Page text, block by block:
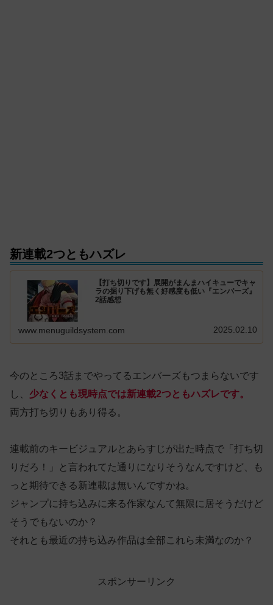
新連載2つともハズレ
【打ち切りです】展開がまんまハイキューでキャ
ラの掘り下げも無く好感度も低い『エンバーズ』
2話感想
www.menuguildsystem.com 2025.02.10
今のところ3話までやってるエンバーズもつまらないです
し、 少なくとも現時点では新連載2つともハズレです。
両方打ち切りもあり得る。
連載前のキービジュアルとあらすじが出た時点で「打ち切
りだろ！」と言われてた通りになりそうなんですけど、も
っと期待できる新連載は無いんですかね。
ジャンプに持ち込みに来る作家なんて無限に居そうだけど
そうでもないのか？
それとも最近の持ち込み作品は全部これら未満なのか？
スポンサーリンク